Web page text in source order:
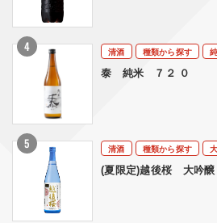
清酒 種類から探す
泰 純米 ７２ ０
清酒 種類から探す
(夏限定)越後桜 大吟